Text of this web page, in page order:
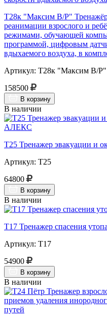
Т28к "Максим В/Р" Тренажёр
реанимации взрослого и
режимами, обучающей
программой, цифровым
вдыхаемого воздуха, в
Артикул: Т28к "Максим В/Р"
158500
В корзину
В наличии
Т25 Тренажер эвакуации и
Артикул: Т25
64800
В корзину
В наличии
Т17 Тренажер спасения
Артикул: Т17
54900
В корзину
В наличии